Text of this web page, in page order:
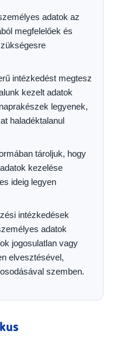
adatok az
megfelelőek és
intézkedést megtesz
kezelt adatok
legyenek,
haladéktalanul
tároljuk, hogy
kezelése
ideig legyen
intézkedések
adatok
jogosulatlan vagy
elvesztésével,
szemben.